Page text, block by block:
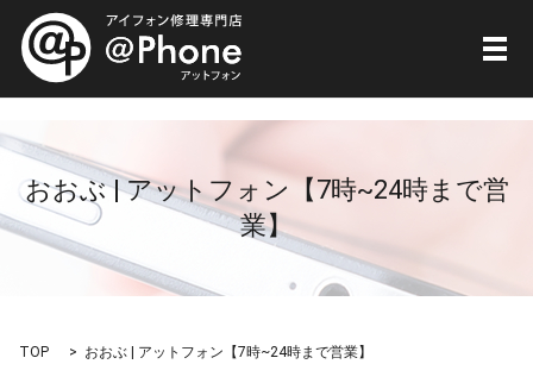
メ
おおぶ | アットフォン【7時~24時まで営
業】
TOP おおぶ | アットフォン【7時~24時まで営業】